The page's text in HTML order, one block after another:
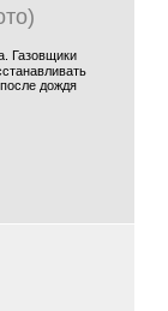
Газовщики
дождя